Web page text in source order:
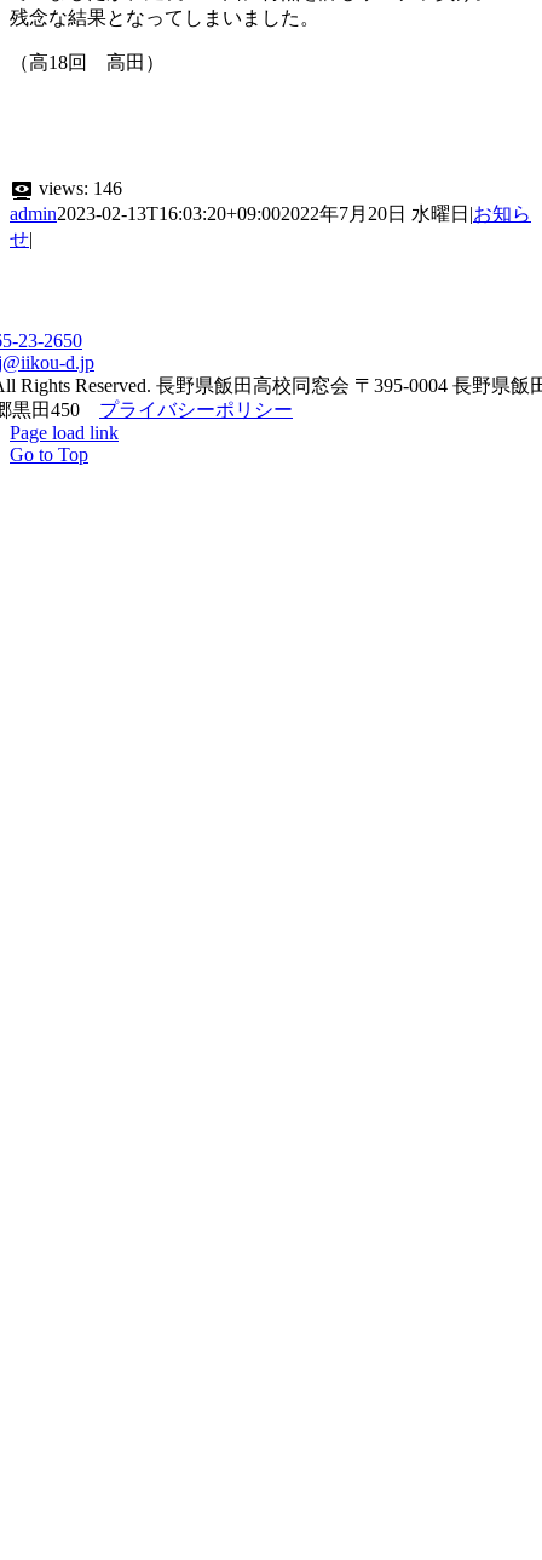
残念な結果となってしまいました。
（高18回 高田）
views: 146
admin2023-02-13T16:03:20+09:002022年7月20日 水曜日 |お知ら
せ|
23-2650
d.jp
Rights Reserved. 長野県飯田高校同窓会 〒395-0004 長野県飯
黒田450 プライバシーポリシー
Page load link
Go to Top